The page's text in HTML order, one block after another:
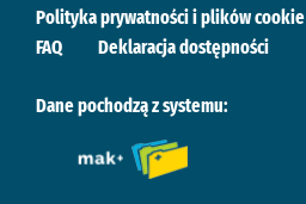
Polityka prywatności i plików cookie
FAQ
Deklaracja dostępności
Dane pochodzą z systemu: